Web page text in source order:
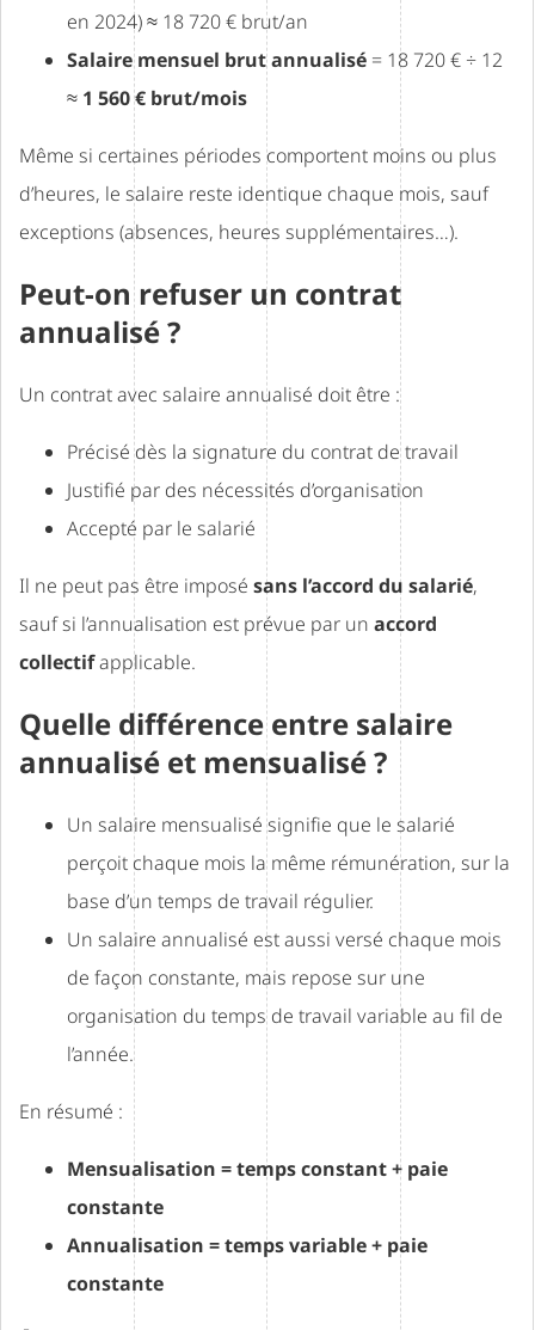
en 2024) ≈ 18 720 € brut/an
Salaire mensuel brut annualisé = 18 720 € ÷ 12
≈ 1 560 € brut/mois
Même si certaines périodes comportent moins ou plus
d’heures, le salaire reste identique chaque mois, sauf
exceptions (absences, heures supplémentaires…).
Peut-on refuser un contrat
annualisé ?
Un contrat avec salaire annualisé doit être :
Précisé dès la signature du contrat de travail
Justifié par des nécessités d’organisation
Accepté par le salarié
Il ne peut pas être imposé sans l’accord du salarié,
sauf si l’annualisation est prévue par un accord
collectifapplicable.
Quelle différence entre salaire
annualisé et mensualisé ?
Un salaire mensualisé signifie que le salarié
perçoit chaque mois la même rémunération, sur la
base d’un temps de travail régulier.
Un salaire annualisé est aussi versé chaque mois
de façon constante, mais repose sur une
organisation du temps de travail variable au fil de
l’année.
En résumé :
Mensualisation = temps constant + paie
constante
Annualisation = temps variable + paie
constante